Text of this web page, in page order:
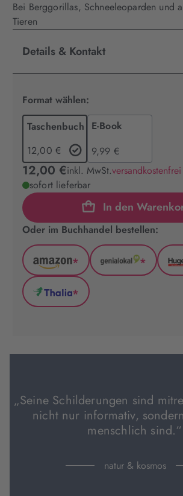
Bei Berggorillas, Schneeleoparden und
Tieren
Details & Kontakt
Format wählen:
Taschenbuch
12,00 €
E-Book
9,99 €
12,00 €inkl. MwSt.versandkostenfrei
sofort lieferbar
In den
Oder im Buchhandel bestellen:
Amazon
(wird
in
neuem
*
GenialLokal
*
Thalia
Tab
*
„Seine Schilderungen sind
nicht nur informativ,
menschlich sind.“
natur & kosmos